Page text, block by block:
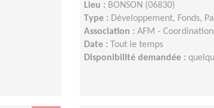
Lieu : BONSON (06830)
Type : Développement, Fonds,
Association : AFM -
Date :
Tout le temps
Disponibilité demandée :